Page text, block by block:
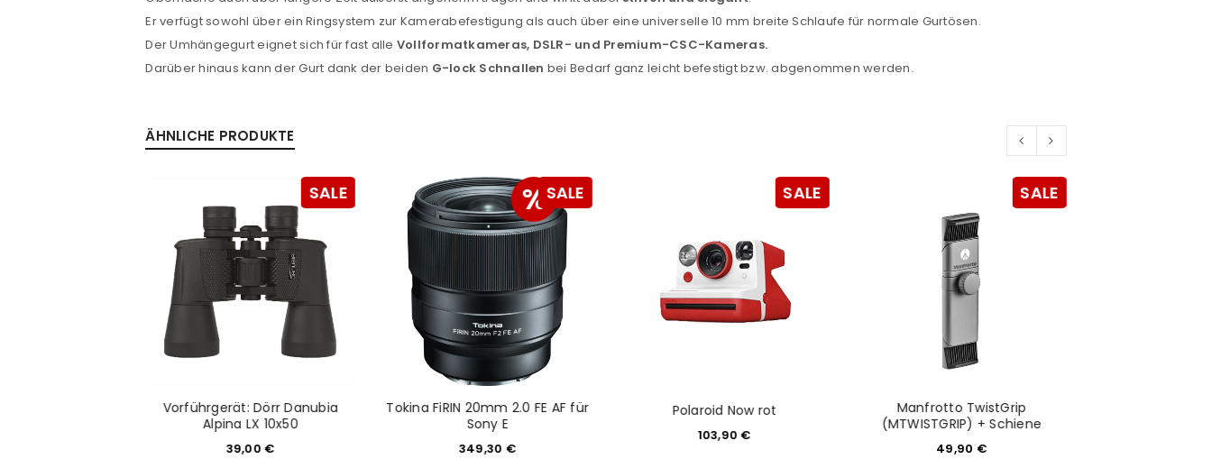
PASSWORT VERGESSEN?
Er verfügt sowohl über ein Ringsystem zur Kamerabefestigung als auch über eine universelle 10 mm breite Schlaufe für normale Gurtösen.
Der Umhängegurt eignet sich für fast alle Vollformatkameras, DSLR- und Premium-CSC-Kameras.
Darüber hinaus kann der Gurt dank der beiden G-lock Schnallen bei Bedarf ganz leicht befestigt bzw. abgenommen werden.
ÄHNLICHE PRODUKTE
SALE
Vorführgerät: Dörr Danubia
Alpina LX 10x50
39,00 €
%SALE
Tokina FiRIN 20mm 2.0 FE AF für
Sony E
349,30 €
SALE
Polaroid Now rot
103,90€
SALE
Manfrotto TwistGrip
(MTWISTGRIP) + Schiene
49,90 €